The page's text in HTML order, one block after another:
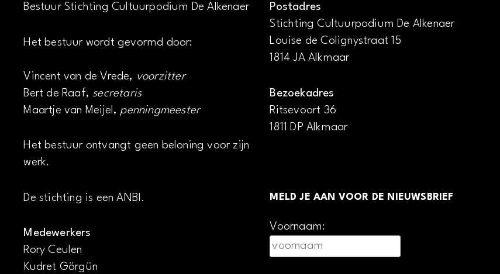
Bestuur Stichting Cultuurpodium De Alkenaer
Het bestuur wordt gevormd door:
Vincent van de Vrede, voorzitter
Bert de Raaf, secretaris
Maartje van Meijel, penningmeester
Het bestuur ontvangt geen beloning voor zijn
werk.
De stichting is een ANBI.
Medewerkers
Rory Ceulen
Kudret Görgün
Postadres
Stichting Cultuurpodium De Alkenaer
Louise de Colignystraat 15
1814 JA Alkmaar
Bezoekadres
Ritsevoort 36
1811 DP Alkmaar
MELD JE AAN VOOR DE NIEUWSBRIEF
Voornaam: